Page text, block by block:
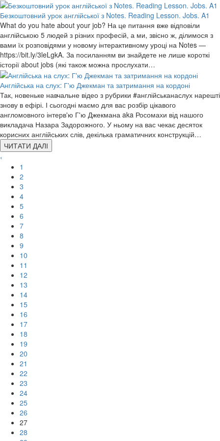
Безкоштовний урок англійської з Notes. Reading Lesson. Jobs. A1
What do you hate about your job? На це питання вже відповіли
англійською 5 людей з різних професій, а ми, звісно ж, ділимося з
вами їх розповідями у новому інтерактивному уроці на Notes —
https://bit.ly/3leLgkA. За посиланням ви знайдете не лише короткі
історії about jobs (які також можна прослухати…
Англійська на слух: Г'ю Джекман та затримання на кордоні
Так, новеньке навчальне відео з рубрики #англійськанаслух нарешті
знову в ефірі. І сьогодні маємо для вас розбір цікавого
англомовного інтерв'ю Г'ю Джекмана aka Росомахи від нашого
викладача Назара Задорожного. У ньому на вас чекає десяток
корисних англійських слів, декілька граматичних конструкцій…
ЧИТАТИ ДАЛІ
‹
1
2
3
4
5
6
7
8
9
10
11
12
13
14
15
16
17
18
19
20
21
22
23
24
25
26
27
28